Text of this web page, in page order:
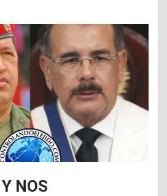
NOS